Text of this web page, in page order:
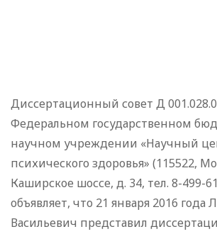
Диссертационный совет Д
Федеральном государственном
научном учреждении «Научный
психического здоровья» (115522,
Каширское шоссе, д. 34, тел. 8-499-
объявляет, что 21 января 2016
Васильевич представил